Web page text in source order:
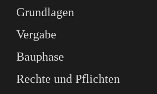
Grundlagen
Vergabe
Bauphase
Rechte und Pflichten